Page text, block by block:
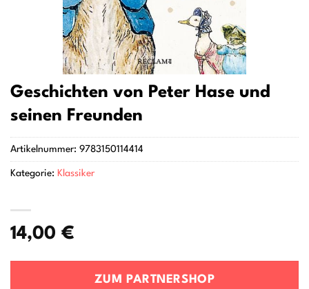
Geschichten von Peter Hase und
seinen Freunden
14,00 €
ZUM PARTNERSHOP
Artikelnummer: 9783150114414
Kategorie: Klassiker